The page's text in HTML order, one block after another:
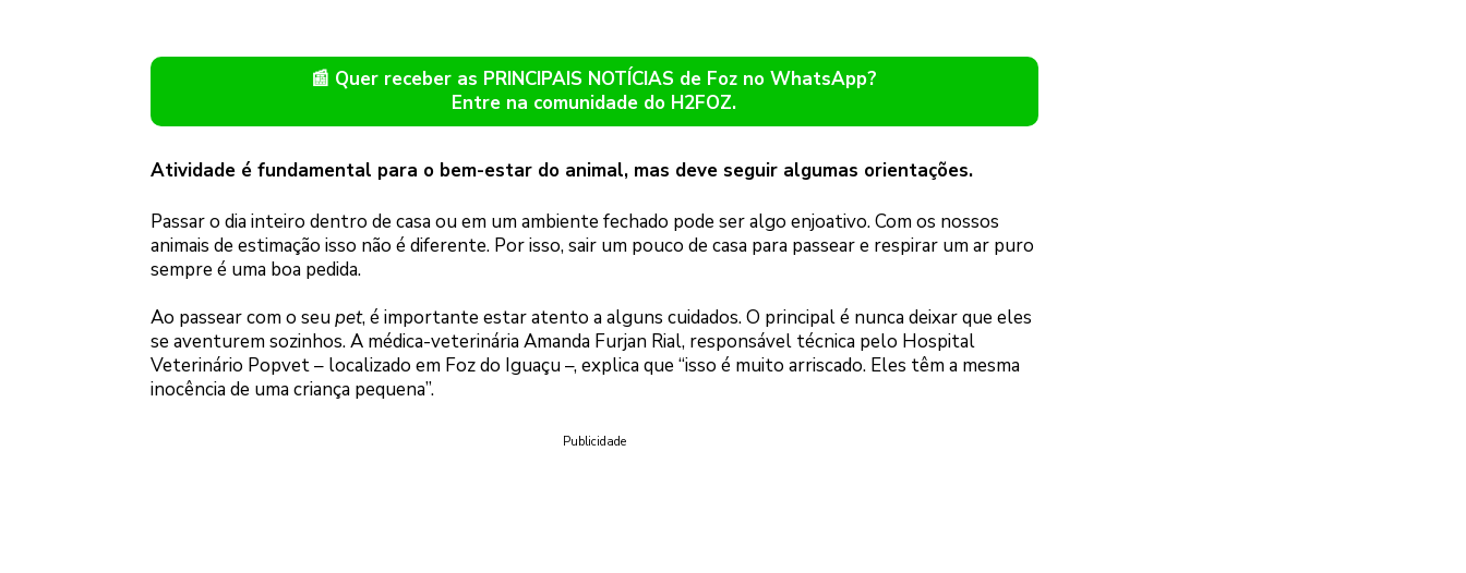
📰 Quer receber as PRINCIPAIS NOTÍCIAS de Foz no WhatsApp?
Entre na comunidade do H2FOZ.
Atividade é fundamental para o bem-estar do animal, mas deve seguir algumas orientações.
Passar o dia inteiro dentro de casa ou em um ambiente fechado pode ser algo enjoativo. Com os nossos
animais de estimação isso não é diferente. Por isso, sair um pouco de casa para passear e respirar um ar puro
sempre é uma boa pedida.
Ao passear com o seupet, é importante estar atento a alguns cuidados. O principal é nunca deixar que eles
se aventurem sozinhos. A médica-veterinária Amanda Furjan Rial, responsável técnica pelo Hospital
Veterinário Popvet – localizado em Foz do Iguaçu –, explica que “isso é muito arriscado. Eles têm a mesma
inocência de uma criança pequena”.
Publicidade